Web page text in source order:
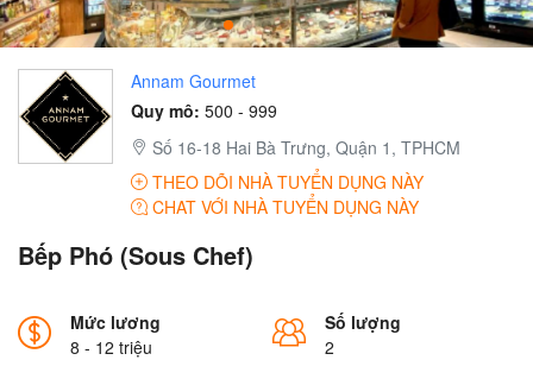
Annam Gourmet
Quy mô: 500 - 999
Số 16-18 Hai Bà Trưng, Quận 1, TPHCM
THEO DÕI NHÀ TUYỂN DỤNG NÀY
CHAT VỚI NHÀ TUYỂN DỤNG NÀY
Bếp Phó (Sous Chef)
Mức lương
8 - 12 triệu
Số lượng
2